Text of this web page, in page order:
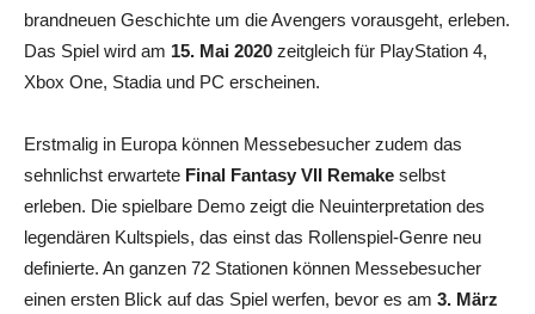
brandneuen Geschichte um die Avengers vorausgeht, erleben.
Das Spiel wird am 15. Mai 2020 zeitgleich für PlayStation 4,
Xbox One, Stadia und PC erscheinen.
Erstmalig in Europa können Messebesucher zudem das
sehnlichst erwartete Final Fantasy VII Remake selbst
erleben. Die spielbare Demo zeigt die Neuinterpretation des
legendären Kultspiels, das einst das Rollenspiel-Genre neu
definierte. An ganzen 72 Stationen können Messebesucher
einen ersten Blick auf das Spiel werfen, bevor es am 3. März